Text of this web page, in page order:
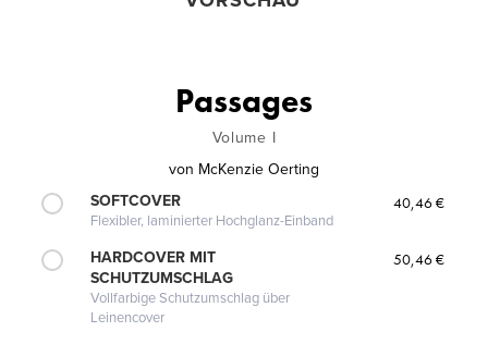
Passages
Volume I
von McKenzie Oerting
SOFTCOVER
Flexibler, laminierter Hochglanz-Einband
40,46 €
HARDCOVER MIT
SCHUTZUMSCHLAG
Vollfarbige Schutzumschlag über
Leinencover
50,46 €